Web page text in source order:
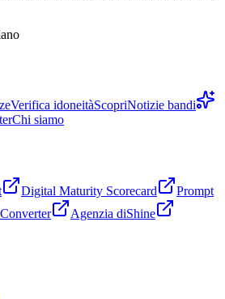
Verifica idoneitàScopriNotizie bandi
Chi siamo
Digital Maturity Scorecard
Prompt
Agenzia diShine